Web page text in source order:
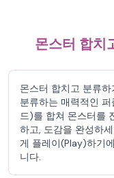
몬스터 합치
몬스터 합치고 분류
분류하는 매력적인
드)를 합쳐 몬스터를
하고, 도감을 완성하
게 플레이(Play)하기
니다.